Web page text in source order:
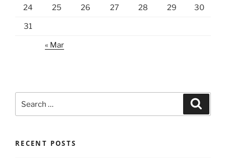
24 25 26 27 28 29 30
31
« Mar
for:
RECENT POSTS